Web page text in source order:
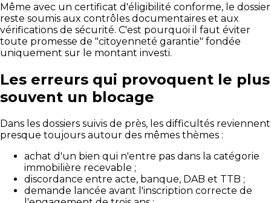
Même avec un certificat d'éligibilité conforme, le dossier
reste soumis aux contrôles documentaires et aux
vérifications de sécurité. C'est pourquoi il faut éviter
toute promesse de "citoyenneté garantie" fondée
uniquement sur le montant investi.
Les erreurs qui provoquent le plus
souvent un blocage
Dans les dossiers suivis de près, les difficultés reviennent
presque toujours autour des mêmes thèmes :
achat d'un bien qui n'entre pas dans la catégorie
immobilière recevable ;
discordance entre acte, banque, DAB et TTB ;
demande lancée avant l'inscription correcte de